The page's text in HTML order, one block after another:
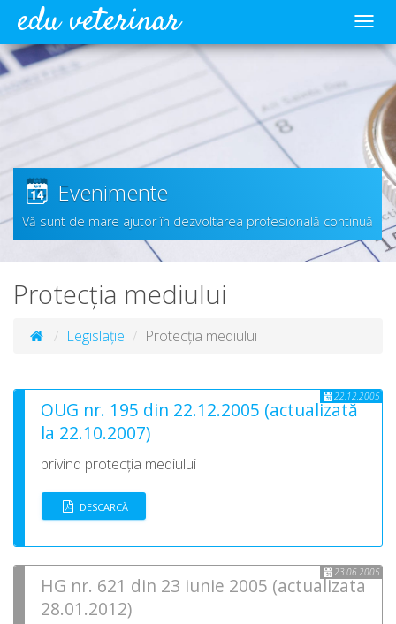
edu veterinar
Evenimente
Vă sunt de mare ajutor în dezvoltarea profesională continuă
Protecția mediului
Legislație Protecția mediului
OUG nr. 195 din 22.12.2005 (actualizată
la 22.10.2007)
privind protecția mediului
DESCARCĂ
22.12.2005
HG nr. 621 din 23 iunie 2005 (actualizata
28.01.2012)
23.06.2005